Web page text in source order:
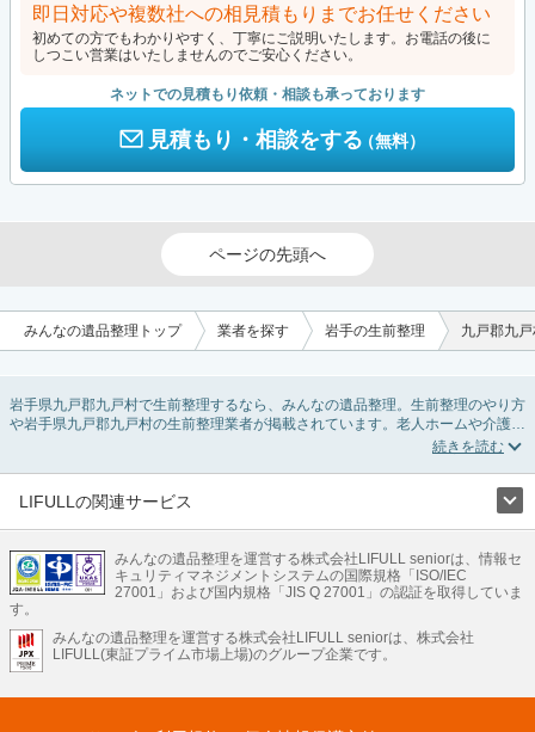
即日対応や複数社への相見積もりまでお任せください
初めての方でもわかりやすく、丁寧にご説明いたします。お電話の後に
しつこい営業はいたしませんのでご安心ください。
ネットでの見積もり依頼・相談も承っております
見積もり・相談をする（無料）
ページの先頭へ
みんなの遺品整理トップ 業者を探す 岩手の生前整理 九戸郡九
岩手県九戸郡九戸村で生前整理するなら、みんなの遺品整理。生前整理のやり方
や岩手県九戸郡九戸村の生前整理業者が掲載されています。老人ホームや介護施
設入居に伴う不用品の処分・回収・引き取りから、在宅介護の介護整理や福祉住
などのオプションサービスで絞り込み検索を利用してみましょう。
LIFULLの関連サービス
不動産・住宅
引越し 老人ホーム 地方創生 ママの就労支援
不動産クラウドファンディング 遺品整理 老後の暮らし情報
LIFULL HOME'Sのサービス
不動産・住宅
不動産査定 マンション専門売却査定 不動産投資 アドバイザー
不動産アーカイブ
空き家バンク 家賃相場 不動産会社
みんなの遺品整理を運営する株式会社LIFULL seniorは、情報セ
キュリティマネジメントシステムの国際規格「ISO/IEC
27001」および国内規格「JIS Q 27001」の認証を取得していま
す。
みんなの遺品整理を運営する株式会社LIFULL seniorは、株式会社
LIFULL(東証プライム市場上場)のグループ企業です。